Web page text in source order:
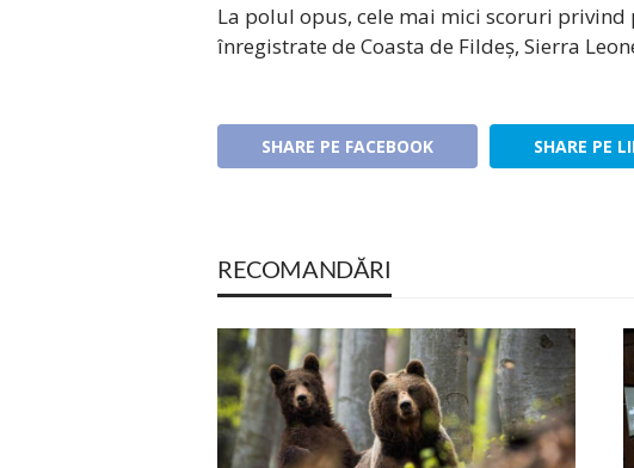
La polul opus, cele mai mici scoruri
înregistrate de Coasta de Fildeș, Sierra
SHARE PE FACEBOOK SHARE PE
RECOMANDĂRI